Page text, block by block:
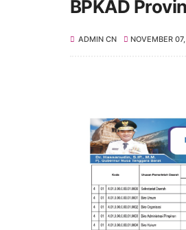
BPKAD
ADMIN CN NOVEMBER